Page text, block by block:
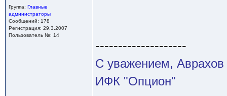
Группа: Главные
администраторы
Сообщений: 178
Регистрация: 29.3.2007
Пользователь №: 14
--------------------
С уважением, Аврахов
ИФК "Опцион"